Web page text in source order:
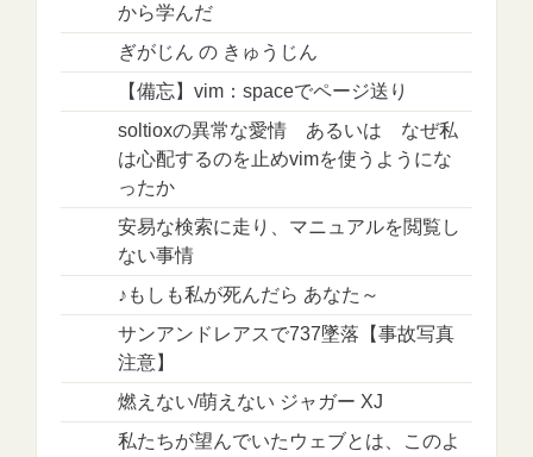
から学んだ
ぎがじん の きゅうじん
【備忘】vim：spaceでページ送り
soltioxの異常な愛情 あるいは なぜ私
は心配するのを止めvimを使うようにな
ったか
安易な検索に走り、マニュアルを閲覧し
ない事情
♪もしも私が死んだら あなた～
サンアンドレアスで737墜落【事故写真
注意】
燃えない/萌えない ジャガー XJ
私たちが望んでいたウェブとは、このよ